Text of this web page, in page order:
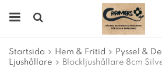
Startsida Hem & Fritid
Pyssel &
Ljushållare
Blockljushållare 8cm